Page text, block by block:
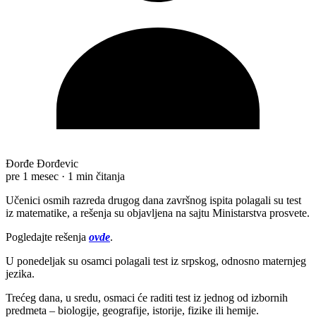
Đorđe Đorđevic
pre 1 mesec · 1 min čitanja
Učenici osmih razreda drugog dana završnog ispita polagali su test
iz matematike, a rešenja su objavljena na sajtu Ministarstva prosvete.
Pogledajte rešenja ovde.
U ponedeljak su osamci polagali test iz srpskog, odnosno maternjeg
jezika.
Trećeg dana, u sredu, osmaci će raditi test iz jednog od izbornih
predmeta – biologije, geografije, istorije, fizike ili hemije.